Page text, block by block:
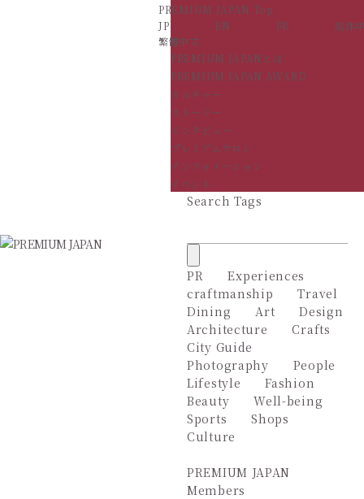
PREMIUM JAPAN Top
JP
EN FR
简体
繁體中文
PREMIUM JAPANとは
PREMIUM JAPAN AWARD
カルチャー
ストーリー
インタビュー
プレミアムサロン
インフォメーション
イベント
Search Tags
PR
Experiences
craftmanship
Travel
Dining
Art
Design
Architecture
Crafts
City Guide
Photography
People
Lifestyle
Fashion
Beauty
Well-being
Sports
Shops
Culture
PREMIUM JAPAN
Members